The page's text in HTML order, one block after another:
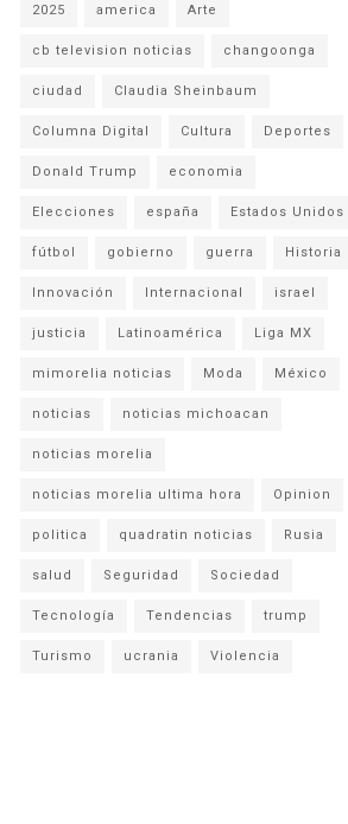
2025 america Arte
cb television noticias changoonga
ciudad Claudia Sheinbaum
Columna Digital Cultura Deportes
Donald Trump economia
Elecciones españa Estados Unidos
fútbol gobierno guerra Historia
Innovación Internacional israel
justicia Latinoamérica Liga MX
mimorelia noticias Moda México
noticias noticias michoacan
noticias morelia
noticias morelia ultima hora Opinion
politica quadratin noticias Rusia
salud Seguridad Sociedad
Tecnología Tendencias trump
Turismo ucrania Violencia